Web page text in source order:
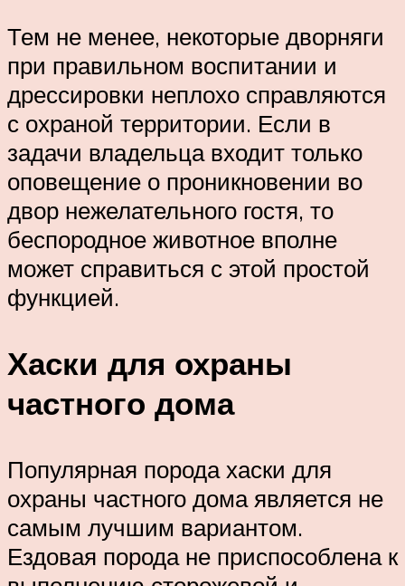
Тем не менее, некоторые дворняги
при правильном воспитании и
дрессировки неплохо справляются
с охраной территории. Если в
задачи владельца входит только
оповещение о проникновении во
двор нежелательного гостя, то
беспородное животное вполне
может справиться с этой простой
функцией.
Хаски для охраны
частного дома
Популярная порода хаски для
охраны частного дома является не
самым лучшим вариантом.
Ездовая порода не приспособлена к